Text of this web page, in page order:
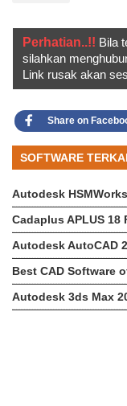
Perhatian..!! Bila
silahkan
Link rusak akan
Share on
SOFTWARE
Autodesk
Cadaplus APLUS 18
Autodesk AutoCAD
Best CAD Software
Autodesk 3ds Max